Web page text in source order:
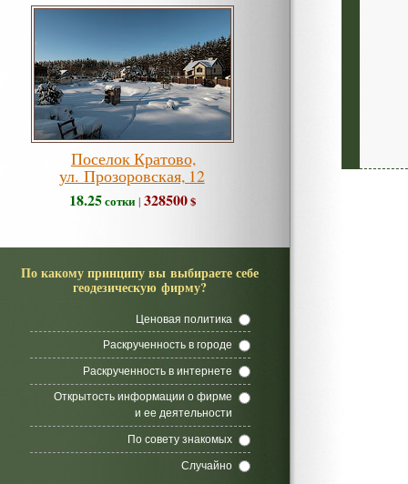
Поселок Кратово,
ул. Прозоровская, 12
18.25сотки | 328500$
По какому принципу вы выбираете себе
геодезическую фирму?
Ценовая политика
Раскрученность в городе
Раскрученность в интернете
Открытость информации о фирме
и ее деятельности
По совету знакомых
Случайно